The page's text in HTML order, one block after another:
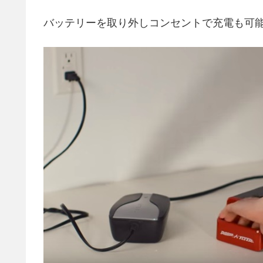
バッテリーを取り外しコンセントで充電も可